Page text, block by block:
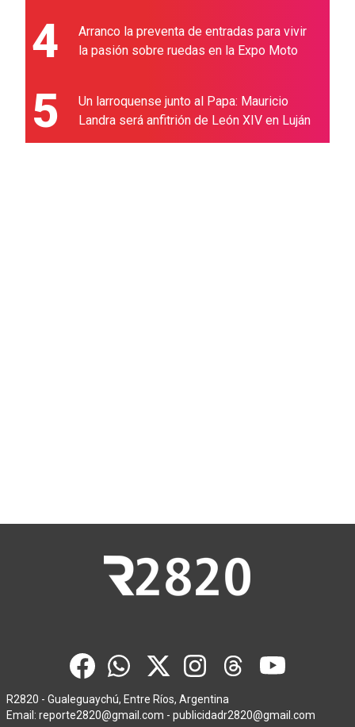
4
Arranco la preventa de entradas para vivir
la pasión sobre ruedas en la Expo Moto
5
Un larroquense junto al Papa: Mauricio
Landra será anfitrión de León XIV en Luján
R2820 - Gualeguaychú, Entre Ríos, Argentina
Email: reporte2820@gmail.com - publicidadr2820@gmail.com